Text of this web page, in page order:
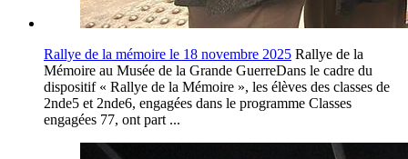
Rallye de la mémoire le 18 novembre 2025 Rallye de la
Mémoire au Musée de la Grande GuerreDans le cadre du
dispositif « Rallye de la Mémoire », les élèves des classes de
2nde5 et 2nde6, engagées dans le programme Classes
engagées 77, ont part ...